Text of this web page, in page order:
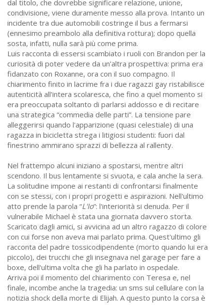
dal titolo, che dovrebbe significare relazione, unione,
condivisione, viene duramente messo alla prova. Intanto un
incidente tra due automobili costringe il bus a fermarsi
(ennesimo preambolo alla definitiva rottura); dopo quella
sosta, infatti, nulla sarà più come prima.
Luis racconta di essersi scambiato i ruoli con Brandon per la
curiosità di poter vedere da un'altra prospettiva: prima era
fidanzato con Roxanne, ora con il suo compagno. Il
chiarimento finito in lacrime fra i due ragazzi gay ristabilisce
autenticità all'intera scolaresca, che fino a quel momento si
era preoccupata soltanto di parlarsi addosso e di recitare
una strategica “commedia delle parti”. La tensione pare
alleggerirsi quando l'apparizione (quasi celestiale) di una
ragazza in bicicletta strega i litigiosi studenti: fuori dal
finestrino ammirano sprazzi di bellezza al rallenty.
Nel frattempo alcuni iniziano a spostarsi, mentre altri
scendono. Il bus lentamente si svuota, e cala anche la sera.
La solitudine impone ai restanti di confrontarsi finalmente
con se stessi, con i propri progetti e aspirazioni. Nell'ultimo
atto prende la parola “L'Io”: l'interiorità si denuda. Per il
vulnerabile Michael è stata una giornata davvero storta.
Scaricato dagli amici, si avvicina ad un altro ragazzo di colore
con cui forse non aveva mai parlato prima. Quest'ultimo gli
racconta del padre tossicodipendente (morto quando lui era
piccolo), dei trucchi che gli insegnava nel garage per fare a
boxe, dell'ultima volta che gli ha parlato in ospedale.
Arriva poi il momento del chiarimento con Teresa e, nel
finale, incombe anche la tragedia: un sms sul cellulare con la
notizia shock della morte di Elijah. A questo punto la corsa è